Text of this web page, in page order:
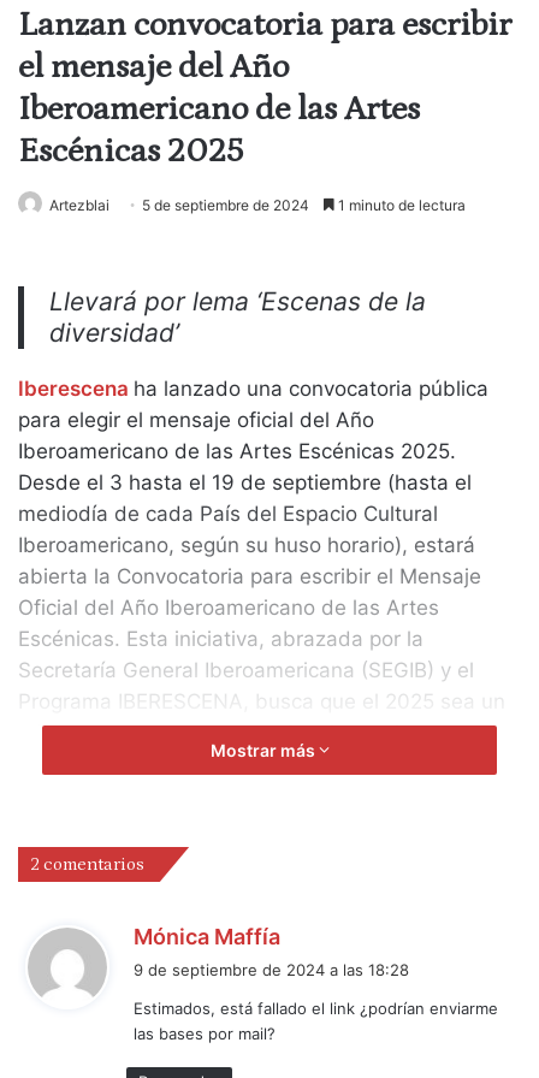
Lanzan convocatoria para escribir
el mensaje del Año
Iberoamericano de las Artes
Escénicas 2025
Artezblai 5 de septiembre de 2024 1 minuto de lectura
Llevará por lema ‘Escenas de la
diversidad’
Iberescena ha lanzado una convocatoria pública
para elegir el mensaje oficial del Año
Iberoamericano de las Artes Escénicas 2025.
Desde el 3 hasta el 19 de septiembre (hasta el
mediodía de cada País del Espacio Cultural
Iberoamericano, según su huso horario), estará
abierta la Convocatoria para escribir el Mensaje
Oficial del Año Iberoamericano de las Artes
Escénicas. Esta iniciativa, abrazada por la
Secretaría General Iberoamericana (SEGIB) y el
Programa IBERESCENA, busca que el 2025 sea un
año lleno de espacios de reflexión y diálogo que
pongan de relieve la pluralidad y riqueza de
Iberescena invita a crear un texto especialmente
para esta conmemoración bajo el lema “Escenas de
guiar un 2025 en el que se celebre y reivindique el
impacto positivo del circo, la danza, el teatro o las
artes vivas en nuestras sociedades, promoviendo,
a través de su diversidad, una cultura de paz,
Mostrar más
2 comentarios
Mónica Maffía
e
9 de septiembre de 2024 a las 18:28
Estimados, está fallado el link ¿podrían enviarme
las bases por mail?